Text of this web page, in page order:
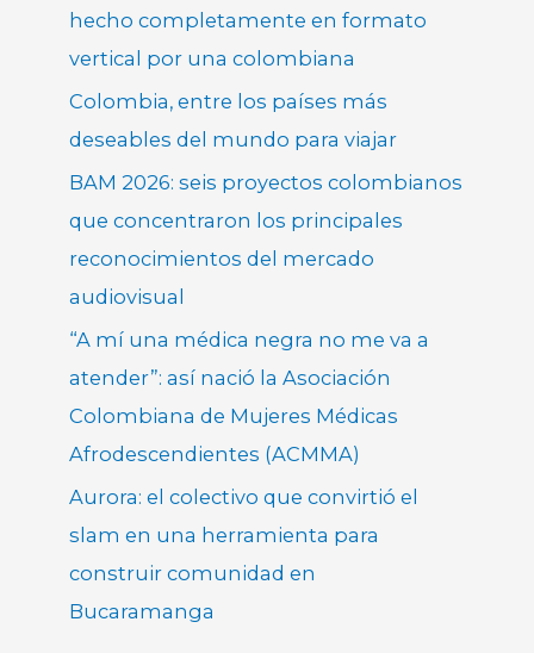
hecho completamente en formato
vertical por una colombiana
Colombia, entre los países más
deseables del mundo para viajar
BAM 2026: seis proyectos colombianos
que concentraron los principales
reconocimientos del mercado
audiovisual
“A mí una médica negra no me va a
atender”: así nació la Asociación
Colombiana de Mujeres Médicas
Afrodescendientes (ACMMA)
Aurora: el colectivo que convirtió el
slam en una herramienta para
construir comunidad en
Bucaramanga